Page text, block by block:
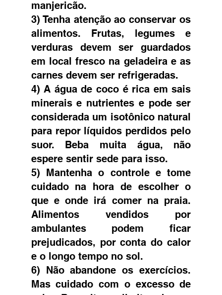
manjericão.
3) Tenha atenção ao conservar os
alimentos. Frutas, legumes e
verduras devem ser guardados
em local fresco na geladeira e as
carnes devem ser refrigeradas.
4) A água de coco é rica em sais
minerais e nutrientes e pode ser
considerada um isotônico natural
para repor líquidos perdidos pelo
suor. Beba muita água, não
espere sentir sede para isso.
5) Mantenha o controle e tome
cuidado na hora de escolher o
que e onde irá comer na praia.
Alimentos vendidos por
ambulantes podem ficar
prejudicados, por conta do calor
e o longo tempo no sol.
6) Não abandone os exercícios.
Mas cuidado com o excesso de